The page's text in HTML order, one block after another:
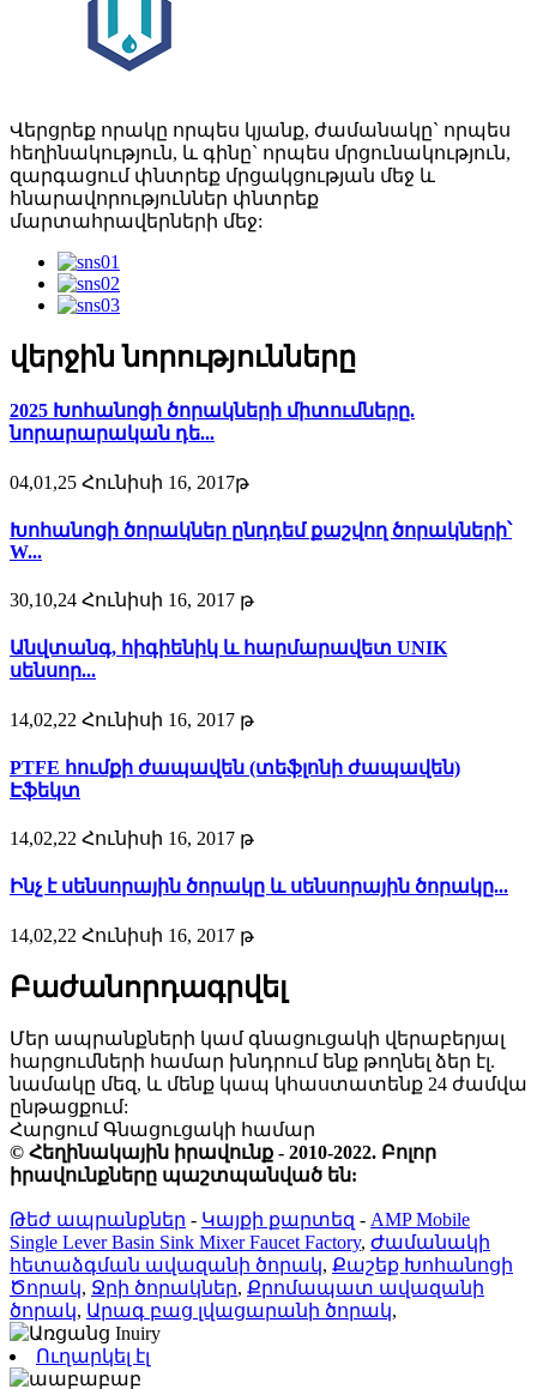
Վերցրեք որակը որպես կյանք, ժամանակը` որպես
հեղինակություն, և գինը` որպես մրցունակություն,
զարգացում փնտրեք մրցակցության մեջ և
հնարավորություններ փնտրեք
մարտահրավերների մեջ:
վերջին նորությունները
2025 Խոհանոցի ծորակների միտումները.
նորարարական դե...
04,01,25 Հունիսի 16, 2017թ
Խոհանոցի ծորակներ ընդդեմ քաշվող ծորակների՝
W...
30,10,24 Հունիսի 16, 2017 թ
Անվտանգ, հիգիենիկ և հարմարավետ UNIK
սենսոր...
14,02,22 Հունիսի 16, 2017 թ
PTFE հումքի ժապավեն (տեֆլոնի ժապավեն)
Էֆեկտ
14,02,22 Հունիսի 16, 2017 թ
Ինչ է սենսորային ծորակը և սենսորային ծորակը...
14,02,22 Հունիսի 16, 2017 թ
Բաժանորդագրվել
Մեր ապրանքների կամ գնացուցակի վերաբերյալ
հարցումների համար խնդրում ենք թողնել ձեր էլ.
նամակը մեզ, և մենք կապ կհաստատենք 24 ժամվա
ընթացքում:
Հարցում Գնացուցակի համար
© Հեղինակային իրավունք - 2010-2022. Բոլոր
իրավունքները պաշտպանված են:
Թեժ ապրանքներ - Կայքի քարտեզ - AMP Mobile
Single Lever Basin Sink Mixer Faucet Factory, Ժամանակի
հետաձգման ավազանի ծորակ, Քաշեք Խոհանոցի
Ծորակ, Ջրի ծորակներ, Քրոմապատ ավազանի
ծորակ, Արագ բաց լվացարանի ծորակ,
Ուղարկել էլ